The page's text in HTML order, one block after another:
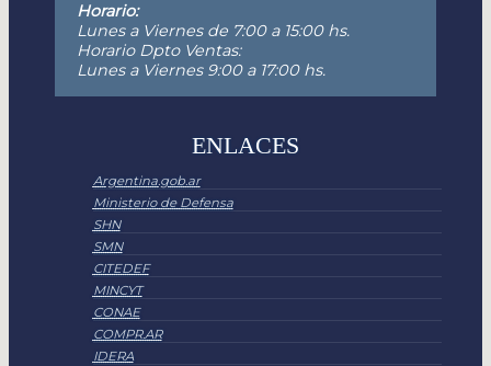
Horario:
Lunes a Viernes de 7:00 a 15:00 hs.
Horario Dpto Ventas:
Lunes a Viernes 9:00 a 17:00 hs.
ENLACES
Argentina.gob.ar
Ministerio de Defensa
SHN
SMN
CITEDEF
MINCYT
CONAE
COMPR.AR
IDERA